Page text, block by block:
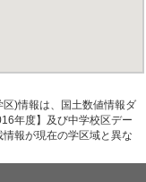
)情報は、国土数値情報ダ
年度】及び中学校区デー
報が現在の学区域と異な